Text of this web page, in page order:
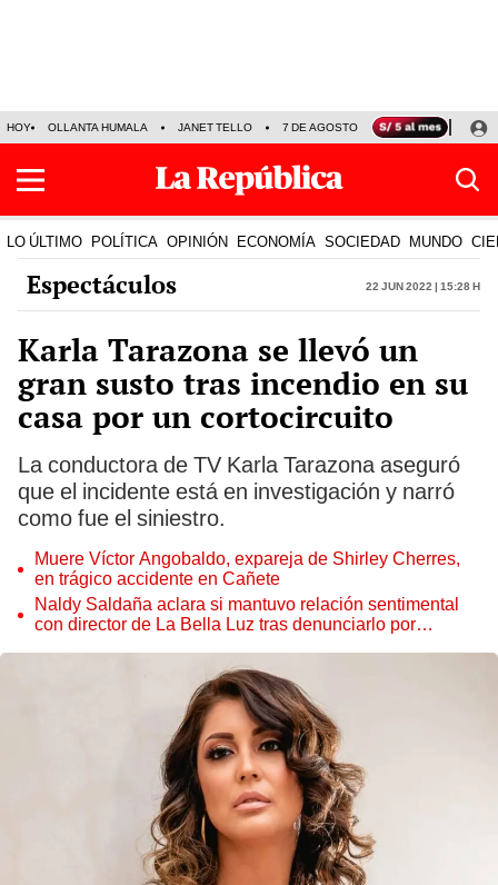
HOY OLLANTA HUMALA JANET TELLO 7 DE AGOSTO TINKA RESULTADOS
LO ÚLTIMO POLÍTICA OPINIÓN ECONOMÍA SOCIEDAD MUNDO
Espectáculos 22 Jun 2022 | 15:28 h
Karla Tarazona se llevó un
gran susto tras incendio en su
casa por un cortocircuito
La conductora de TV Karla Tarazona aseguró
que el incidente está en investigación y narró
como fue el siniestro.
Muere Víctor Angobaldo, expareja de Shirley Cherres,
en trágico accidente en Cañete
Naldy Saldaña aclara si mantuvo relación sentimental
con director de La Bella Luz tras denunciarlo por